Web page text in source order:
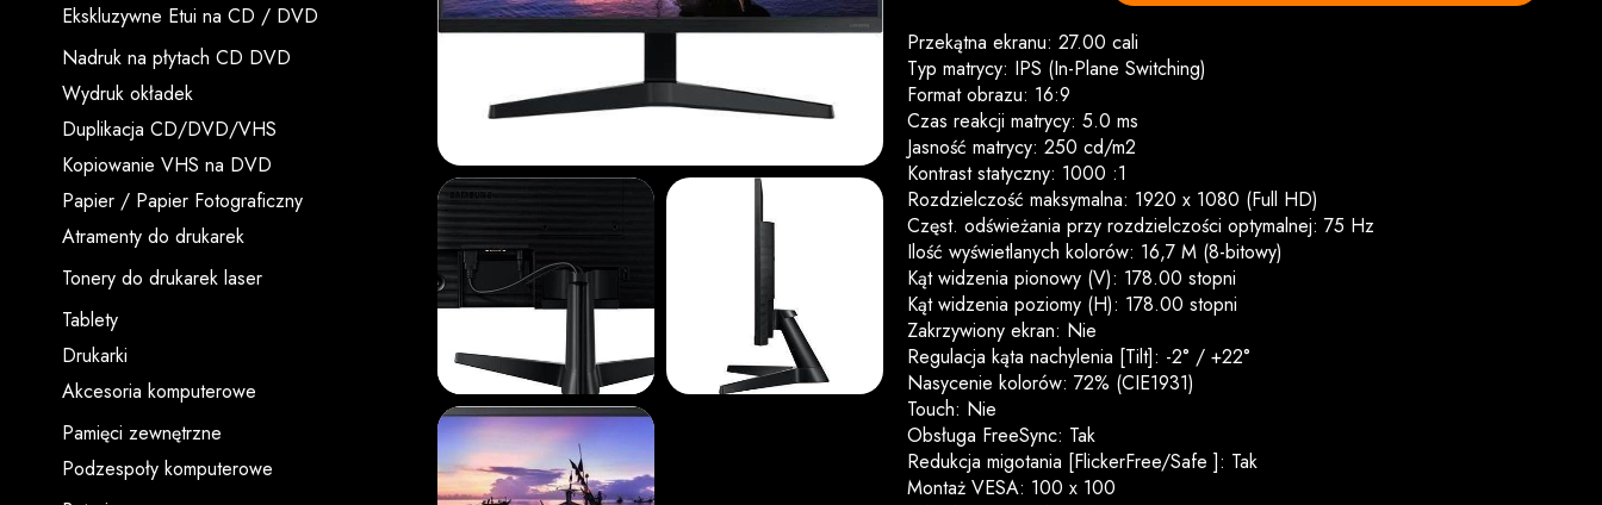
Ekskluzywne Etui na CD / DVD
Nadruk na płytach CD DVD
Wydruk okładek
Duplikacja CD/DVD/VHS
Kopiowanie VHS na DVD
Papier / Papier Fotograficzny
Atramenty do drukarek
Tonery do drukarek laser
Tablety
Drukarki
Akcesoria komputerowe
Pamięci zewnętrzne
Podzespoły komputerowe
Przekątna ekranu: 27.00 cali
Typ matrycy: IPS (In-Plane Switching)
Format obrazu: 16:9
Czas reakcji matrycy: 5.0 ms
Jasność matrycy: 250 cd/m2
Kontrast statyczny: 1000 :1
Rozdzielczość maksymalna: 1920 x 1080 (Full HD)
Częst. odświeżania przy rozdzielczości optymalnej: 75 Hz
Ilość wyświetlanych kolorów: 16,7 M (8-bitowy)
Kąt widzenia pionowy (V): 178.00 stopni
Kąt widzenia poziomy (H): 178.00 stopni
Zakrzywiony ekran: Nie
Regulacja kąta nachylenia [Tilt]: -2° / +22°
Nasycenie kolorów: 72% (CIE1931)
Touch: Nie
Obsługa FreeSync: Tak
Redukcja migotania [FlickerFree/Safe ]: Tak
Montaż VESA: 100 x 100